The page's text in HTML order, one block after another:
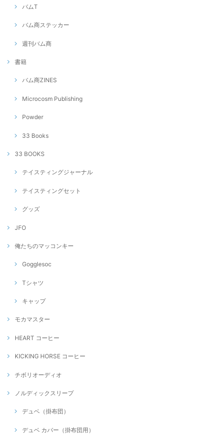
バムT
バム商ステッカー
週刊バム商
書籍
バム商ZINES
Microcosm Publishing
Powder
33 Books
33 BOOKS
テイスティングジャーナル
テイスティングセット
グッズ
JFO
俺たちのマッコンキー
Gogglesoc
Tシャツ
キャップ
モカマスター
HEART コーヒー
KICKING HORSE コーヒー
チボリオーディオ
ノルディックスリープ
デュベ（掛布団）
デュベ カバー（掛布団用）